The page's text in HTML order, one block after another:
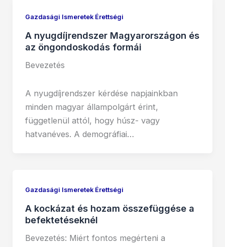
Gazdasági Ismeretek Érettségi
A nyugdíjrendszer Magyarországon és
az öngondoskodás formái
Bevezetés
A nyugdíjrendszer kérdése napjainkban
minden magyar állampolgárt érint,
függetlenül attól, hogy húsz- vagy
hatvanéves. A demográfiai…
Gazdasági Ismeretek Érettségi
A kockázat és hozam összefüggése a
befektetéseknél
Bevezetés: Miért fontos megérteni a